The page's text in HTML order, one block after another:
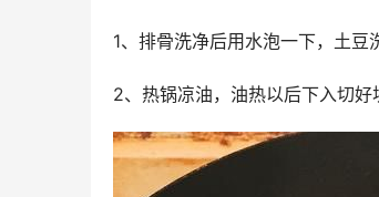
1、排骨洗净后用水泡一下，土豆
2、热锅凉油，油热以后下入切好